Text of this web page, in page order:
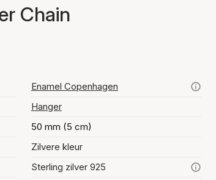
Chain
Enamel Copenhagen
Hanger
50 mm (5 cm)
Zilvere kleur
Sterling zilver 925